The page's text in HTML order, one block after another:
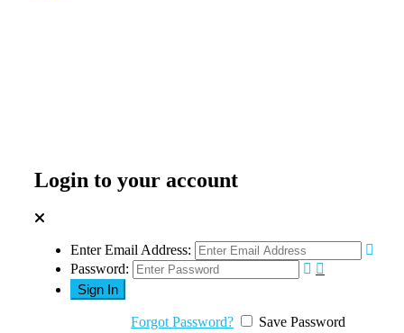
Login to your account
Enter Email Address:
Password:
Forgot Password? Save Password